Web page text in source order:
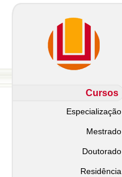
Cursos
Especialização
Mestrado
Doutorado
Residência